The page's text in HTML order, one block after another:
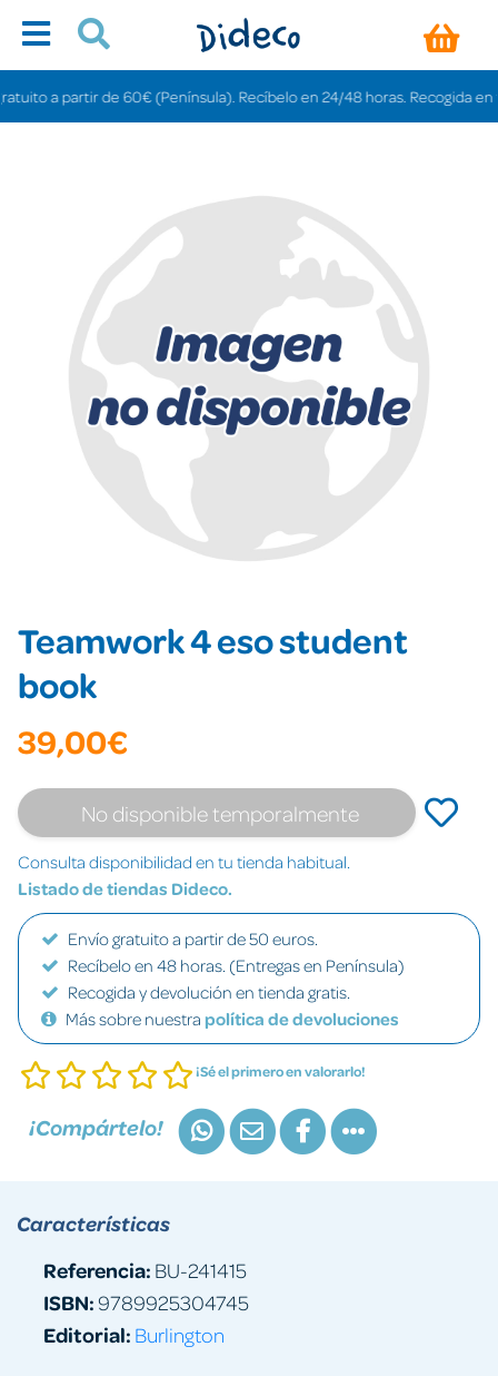
a partir de 60€ (Península). Recíbelo en 24/48 horas. Recogida en
Teamwork 4 eso student
book
39,00€
No disponible temporalmente
Consulta disponibilidad en tu tienda habitual.
Listado de tiendas Dideco.
Envío gratuito a partir de 50 euros.
Recíbelo en 48 horas. (Entregas en Península)
Recogida y devolución en tienda gratis.
Más sobre nuestra política de devoluciones
¡Sé el primero en valorarlo!
¡Compártelo!
Características
Referencia: BU-241415
ISBN:9789925304745
Editorial: Burlington